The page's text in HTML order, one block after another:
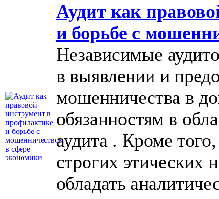
Аудит как
и борьбе с
Независимые
в выявлении и
мошенничества в
обязанностям в
аудита . Кроме
строгих этических
обладать